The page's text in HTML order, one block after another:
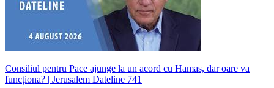
Consiliul pentru Pace ajunge la un acord cu Hamas, dar oare va
funcționa? | Jerusalem Dateline 741